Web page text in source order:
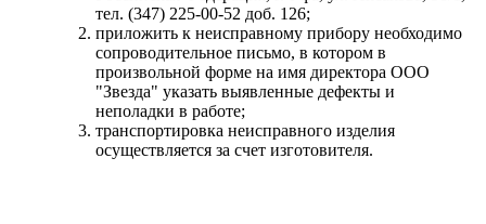
тел. (347) 225-00-52 доб. 126;
приложить к неисправному прибору необходимо
сопроводительное письмо, в котором в
произвольной форме на имя директора ООО
"Звезда" указать выявленные дефекты и
неполадки в работе;
транспортировка неисправного изделия
осуществляется за счет изготовителя.